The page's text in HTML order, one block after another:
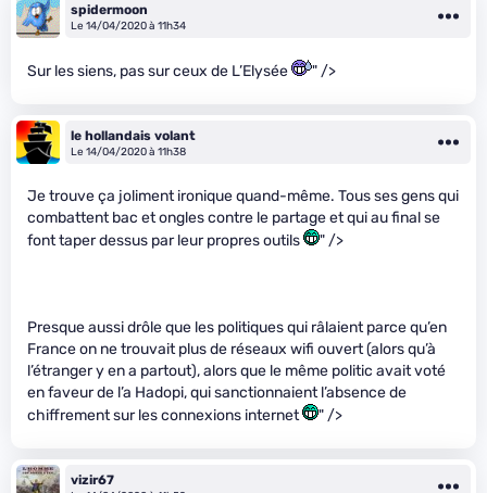
spidermoon
Le 14/04/2020 à 11h34
Sur les siens, pas sur ceux de L’Elysée " />
le hollandais volant
Le 14/04/2020 à 11h38
Je trouve ça joliment ironique quand-même. Tous ses gens qui
combattent bac et ongles contre le partage et qui au final se
font taper dessus par leur propres outils
" />
Presque aussi drôle que les politiques qui râlaient parce qu’en
France on ne trouvait plus de réseaux wifi ouvert (alors qu’à
l’étranger y en a partout), alors que le même politic avait voté
en faveur de l’a Hadopi, qui sanctionnaient l’absence de
chiffrement sur les connexions internet
" />
vizir67